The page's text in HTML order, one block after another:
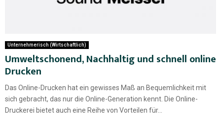
Unternehmerisch (Wirtschaftlich)
Umweltschonend, Nachhaltig und schnell online
Drucken
Das Online-Drucken hat ein gewisses Maß an Bequemlichkeit mit
sich gebracht, das nur die Online-Generation kennt. Die Online-
Druckerei bietet auch eine Reihe von Vorteilen für...